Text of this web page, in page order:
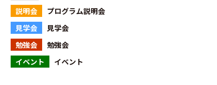
説明会
プログラム説明会
見学会
見学会
勉強会
勉強会
イベント
イベント